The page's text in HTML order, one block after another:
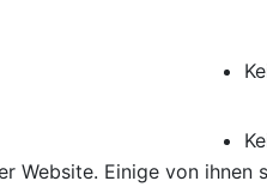
Website. Einige von